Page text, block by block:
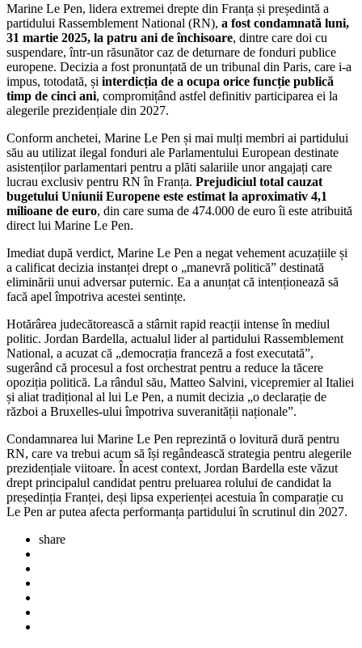
Marine Le Pen, lidera extremei drepte din Franța și președintă a
partidului Rassemblement National (RN), a fost condamnată luni,
31 martie 2025, la patru ani de închisoare, dintre care doi cu
suspendare, într-un răsunător caz de deturnare de fonduri publice
europene. Decizia a fost pronunțată de un tribunal din Paris, care i-a
impus, totodată, și interdicția de a ocupa orice funcție publică
timp de cinci ani, compromițând astfel definitiv participarea ei la
alegerile prezidențiale din 2027.
Conform anchetei, Marine Le Pen și mai mulți membri ai partidului
său au utilizat ilegal fonduri ale Parlamentului European destinate
asistenților parlamentari pentru a plăti salariile unor angajați care
lucrau exclusiv pentru RN în Franța. Prejudiciul total cauzat
bugetului Uniunii Europene este estimat la aproximativ 4,1
milioane de euro, din care suma de 474.000 de euro îi este atribuită
direct lui Marine Le Pen.
Imediat după verdict, Marine Le Pen a negat vehement acuzațiile și
a calificat decizia instanței drept o „manevră politică” destinată
eliminării unui adversar puternic. Ea a anunțat că intenționează să
facă apel împotriva acestei sentințe.
Hotărârea judecătorească a stârnit rapid reacții intense în mediul
politic. Jordan Bardella, actualul lider al partidului Rassemblement
National, a acuzat că „democrația franceză a fost executată”,
sugerând că procesul a fost orchestrat pentru a reduce la tăcere
opoziția politică. La rândul său, Matteo Salvini, vicepremier al Italiei
și aliat tradițional al lui Le Pen, a numit decizia „o declarație de
război a Bruxelles-ului împotriva suveranității naționale”.
Condamnarea lui Marine Le Pen reprezintă o lovitură dură pentru
RN, care va trebui acum să își regândească strategia pentru alegerile
prezidențiale viitoare. În acest context, Jordan Bardella este văzut
drept principalul candidat pentru preluarea rolului de candidat la
președinția Franței, deși lipsa experienței acestuia în comparație cu
Le Pen ar putea afecta performanța partidului în scrutinul din 2027.
share